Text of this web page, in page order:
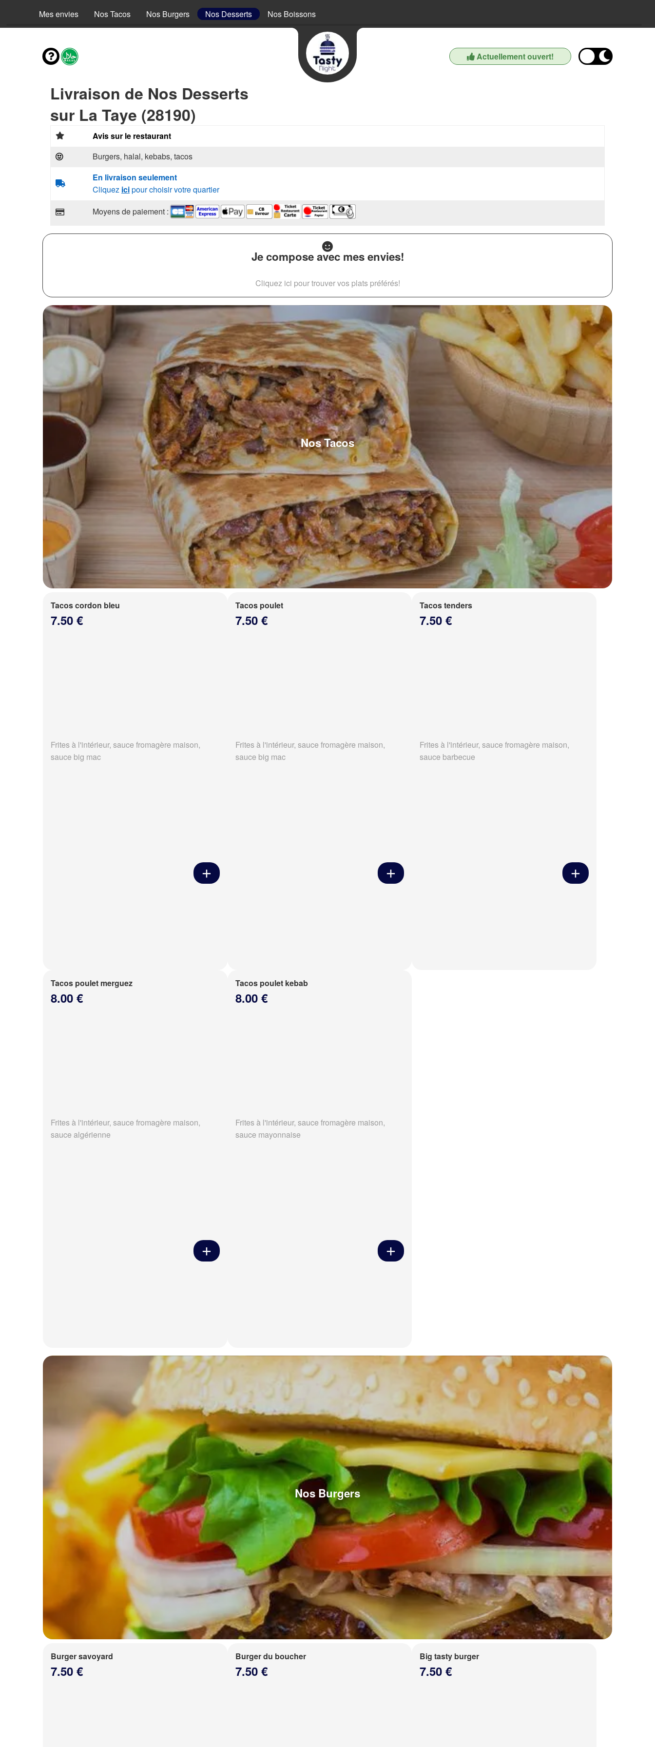
Mes envies Nos Tacos Nos Burgers Nos Desserts Nos Boissons
Actuellement ouvert!
Livraison de Nos Desserts
sur La Taye (28190)
Avis sur le restaurant
Burgers, halal, kebabs, tacos
En livraison seulement
Cliquez icipour choisir votre quartier
Moyens de paiement :
Je compose avec mes envies!
Cliquez ici pour trouver vos plats préférés!
Nos Tacos
Tacos cordon bleu
7.50 €
Frites à l'intérieur, sauce fromagère maison,
sauce big mac
Tacos poulet
7.50 €
Frites à l'intérieur, sauce fromagère maison,
sauce big mac
Tacos tenders
7.50 €
Frites à l'intérieur, sauce fromagère maison,
sauce barbecue
Tacos poulet merguez
8.00 €
Frites à l'intérieur, sauce fromagère maison,
sauce algérienne
Tacos poulet kebab
8.00 €
Frites à l'intérieur, sauce fromagère maison,
sauce mayonnaise
Nos Burgers
Burger savoyard
7.50 €
Burger du boucher
7.50 €
Big tasty burger
7.50 €